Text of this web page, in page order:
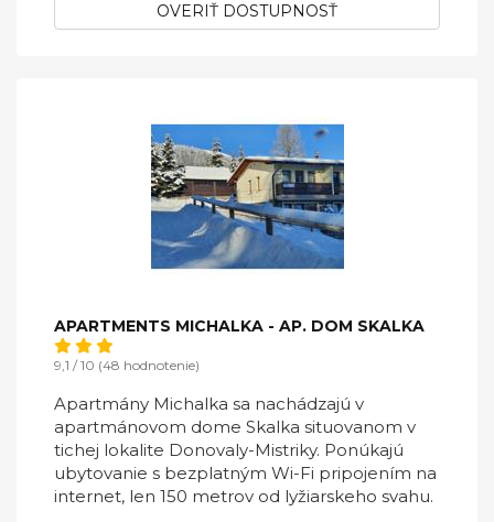
OVERIŤ DOSTUPNOSŤ
APARTMENTS MICHALKA - AP. DOM SKALKA
9,1 / 10 (48 hodnotenie)
Apartmány Michalka sa nachádzajú v
apartmánovom dome Skalka situovanom v
tichej lokalite Donovaly-Mistriky. Ponúkajú
ubytovanie s bezplatným Wi-Fi pripojením na
internet, len 150 metrov od lyžiarskeho svahu.